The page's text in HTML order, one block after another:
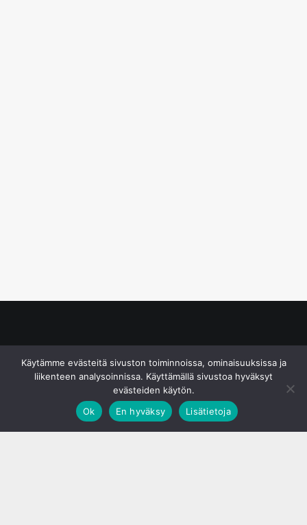
Käytämme evästeitä sivuston toiminnoissa, ominaisuuksissa ja
liikenteen analysoinnissa. Käyttämällä sivustoa hyväksyt
evästeiden käytön.
Ok
En hyväksy Lisätietoja